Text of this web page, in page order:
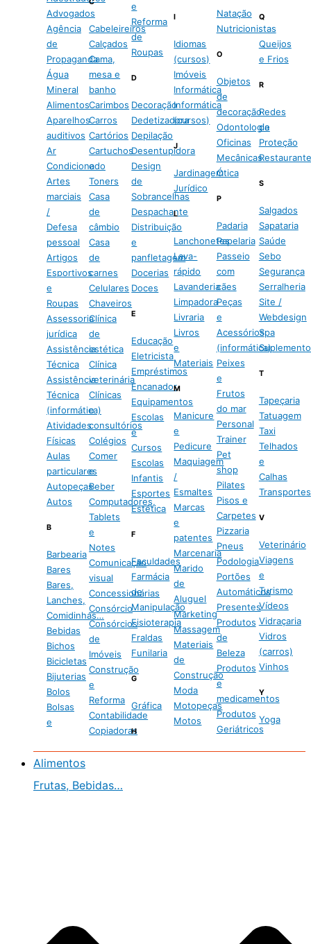
Advogados
Agência
de
Propaganda
Água
Mineral
Alimentos
Aparelhos
auditivos
Ar
Condicionado
Artes
marciais
/
Defesa
pessoal
Artigos
Esportivos
e
Roupas
Assessoria
jurídica
Assistência
Técnica
Assistência
Técnica
(informática)
Atividades
Físicas
Aulas
particulares
Autopeças
Autos
B
Barbearia
Bares
Bares,
Lanches,
Comidinhas…
Bebidas
Bichos
Bicicletas
Bijuterias
Bolos
Bolsas
e
Cabeleireiros
Calçados
Cama,
mesa e
banho
Carimbos
Carros
Cartórios
Cartuchos
e
Toners
Casa
de
câmbio
Casa
de
carnes
Celulares
Chaveiros
Clínica
de
estética
Clínica
veterinária
Clínicas
e
consultórios
Colégios
Comer
e
Beber
Computadores,
Tablets
e
Notes
Comunicação
visual
Concessionárias
Consórcio
Consórcios
de
Imóveis
Construção
e
Reforma
Contabilidade
Copiadoras
e
Reforma
de
Roupas
D
Decoração
Dedetizadora
Depilação
Desentupidora
Design
de
Sobrancelhas
Despachante
Distribuição
e
panfletagem
Docerias
Doces
E
Educação
Eletricista
Empréstimos
Encanador
Equipamentos
Escolas
e
Cursos
Escolas
Infantis
Esportes
Estética
F
Faculdades
Farmácia
de
Manipulação
Fisioterapia
Fraldas
Funilaria
G
Gráfica
H
I
Idiomas
(cursos)
Imóveis
Informática
Informática
(cursos)
J
Jardinagem
Jurídico
L
Lanchonetes
Lava-
rápido
Lavanderia
Limpadora
Livraria
Livros
e
Materiais
M
Manicure
e
Pedicure
Maquiagem
/
Esmaltes
Marcas
e
patentes
Marcenaria
Marido
de
Aluguel
Marketing
Massagem
Materiais
de
Construção
Moda
Motopeças
Motos
Natação
Nutricionistas
O
Objetos
de
decoração
Odontologia
Oficinas
Mecânicas
Ótica
P
Padaria
Papelaria
Passeio
com
cães
Peças
e
Acessórios
(informática)
Peixes
e
Frutos
do mar
Personal
Trainer
Pet
shop
Pilates
Pisos e
Carpetes
Pizzaria
Pneus
Podologia
Portões
Automáticos
Presentes
Produtos
de
Beleza
Produtos
e
medicamentos
Produtos
Geriátricos
Q
Queijos
e Frios
R
Redes
de
Proteção
S
Salgados
Sapataria
Saúde
Sebo
Segurança
Serralheria
Site /
Webdesign
Spa
T
Tapeçaria
Tatuagem
Taxi
Telhados
e
Calhas
Transportes
V
Veterinário
Viagens
e
Turismo
Vídeos
Vidraçaria
Vidros
(carros)
Vinhos
Y
Yoga
Alimentos
Frutas, Bebidas…